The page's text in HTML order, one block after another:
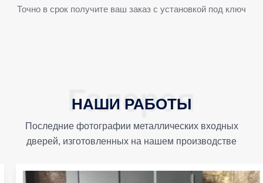
Точно в срок получите ваш заказ с установкой под ключ
НАШИ РАБОТЫ
Последние фотографии металлических входных
дверей, изготовленных на нашем производстве